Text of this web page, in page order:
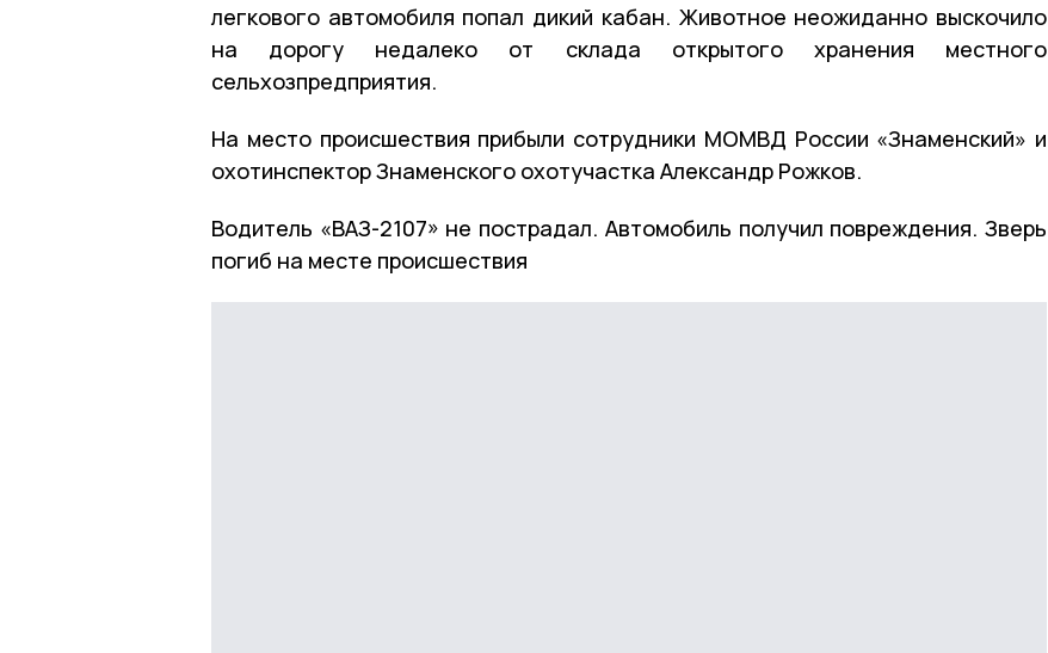
легкового автомобиля попал дикий кабан. Животное неожиданно выскочило
на дорогу недалеко от склада открытого хранения местного
сельхозпредприятия.
На место происшествия прибыли сотрудники МОМВД России «Знаменский» и
охотинспектор Знаменского охотучастка Александр Рожков.
Водитель «ВАЗ-2107» не пострадал. Автомобиль получил повреждения. Зверь
погиб на месте происшествия